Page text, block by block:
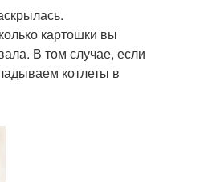
картошки вы
В том случае, если
котлеты в